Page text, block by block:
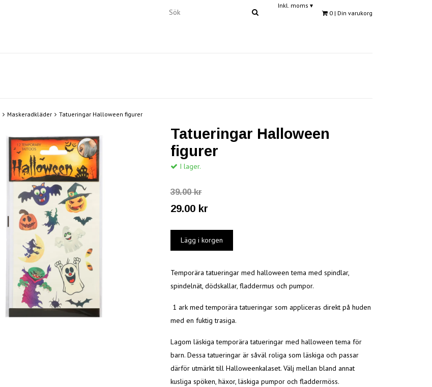
Inkl. moms ▾
0 | Din varukorg
Maskeradkläder Tatueringar Halloween figurer
Tatueringar Halloween
figurer
I lager.
39.00 kr
29.00 kr
Temporära tatueringar med halloween tema med spindlar,
spindelnät, dödskallar, fladdermus och pumpor.
1 ark med temporära tatueringar som appliceras direkt på huden
med en fuktig trasiga.
Lagom läskiga temporära tatueringar med halloween tema för
barn. Dessa tatueringar är såväl roliga som läskiga och passar
därför utmärkt till Halloweenkalaset. Välj mellan bland annat
kusliga spöken, häxor, läskiga pumpor och fladdermöss.